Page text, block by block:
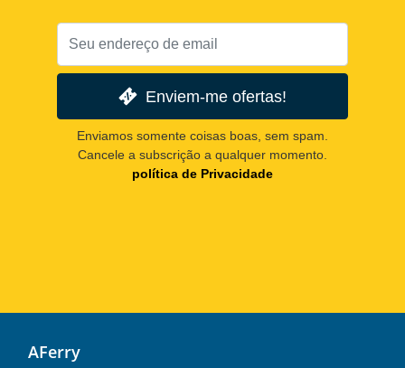
Enviem-me ofertas!
Enviamos somente coisas boas, sem spam.
Cancele a subscrição a qualquer momento.
política de Privacidade
AFerry